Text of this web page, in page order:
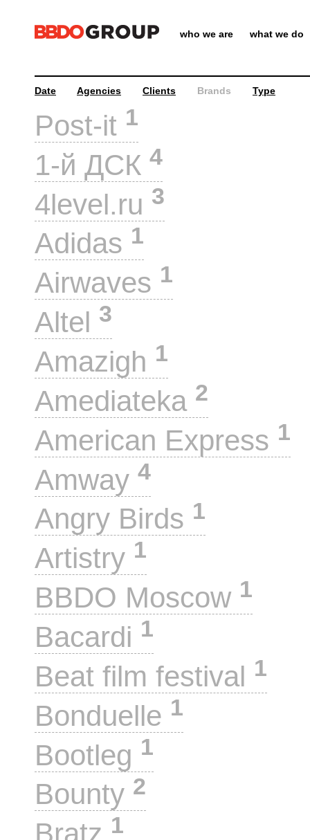
who we are what we do
Date Agencies Clients Brands Type
Post-it 1
1-й ДСК 4
4level.ru 3
Adidas 1
Airwaves 1
Altel 3
Amazigh 1
Amediateka 2
American Express 1
Amway 4
Angry Birds 1
Artistry 1
BBDO Moscow 1
Bacardi 1
Beat film festival 1
Bonduelle 1
Bootleg 1
Bounty 2
1